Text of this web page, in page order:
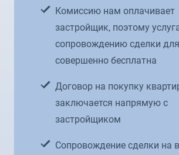
Комиссию нам оплачивает
застройщик, поэтому
сопровождению сделки
совершенно бесплатна
Договор на покупку
заключается напрямую с
застройщиком
Сопровождение сделки на